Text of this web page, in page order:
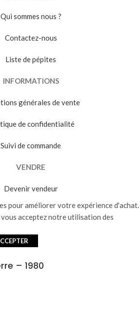
Qui sommes nous ?
Contactez-nous
Liste de pépites
INFORMATIONS
générales de vente
de confidentialité
Suivi de commande
VENDRE
Devenir vendeur
pour améliorer votre expérience d'achat.
acceptez notre utilisation des
– 1980